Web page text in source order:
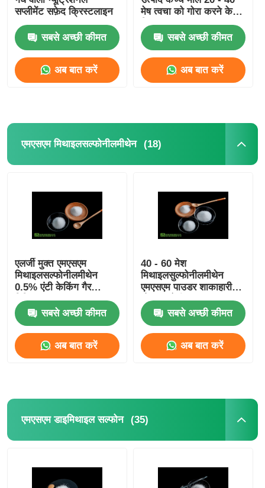
शुद्ध एमएसएम क्रिस्टल
सप्लीमेंट सफ़ेद क्रिस्टलाइन
सबसे अच्छी कीमत
अब बात करें
मेष त्वचा को गोरा करने के
लिए
सबसे अच्छी कीमत
अब बात करें
एमएसएम मिथाइलसल्फोनीलमीथेन (18)
एलर्जी मुक्त एमएसएम
मिथाइलसल्फोनीलमीथेन
0.5% एंटी केकिंग गैर
विकिरण
सबसे अच्छी कीमत
अब बात करें
40 - 60 मेश
मिथाइलसुल्फोनीलमीथेन
एमएसएम पाउडर शाकाहारी
भोजन श्रेणी
सबसे अच्छी कीमत
अब बात करें
एमएसएम डाइमिथाइल सल्फोन (35)